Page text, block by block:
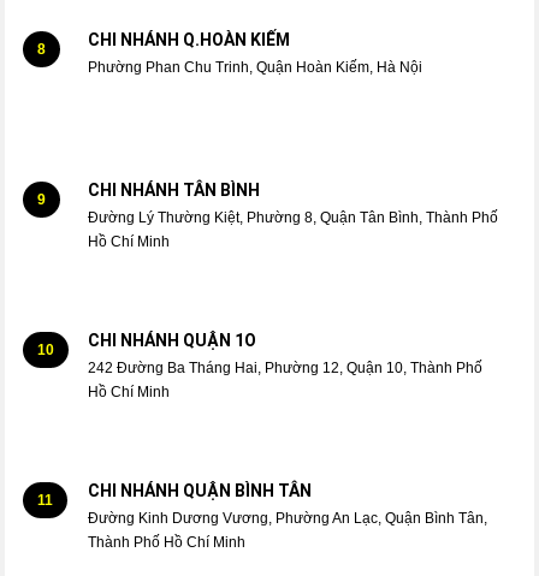
8 CHI NHÁNH Q.HOÀN KIẾM
Phường Phan Chu Trinh, Quận Hoàn Kiếm, Hà Nội
9 CHI NHÁNH TÂN BÌNH
Đường Lý Thường Kiệt, Phường 8, Quận Tân Bình, Thành Phố
Hồ Chí Minh
10 CHI NHÁNH QUẬN 1O
242 Đường Ba Tháng Hai, Phường 12, Quận 10, Thành Phố
Hồ Chí Minh
11 CHI NHÁNH QUẬN BÌNH TÂN
Đường Kinh Dương Vương, Phường An Lạc, Quận Bình Tân,
Thành Phố Hồ Chí Minh